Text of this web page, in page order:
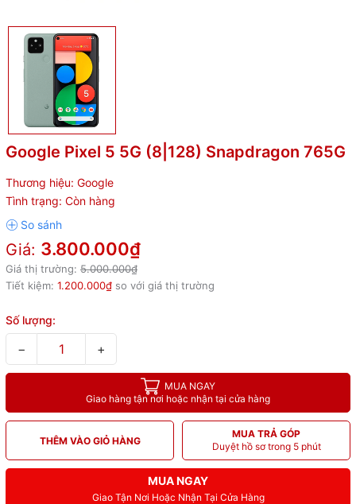
Google Pixel 5 5G (8|128) Snapdragon 765G
Thương hiệu: Google
Tình trạng: Còn hàng
Giá: 3.800.000₫
Giá thị trường: 5.000.000₫
Tiết kiệm: 1.200.000₫ so với giá thị trường
Số lượng:
− +
MUA NGAY
Giao hàng tận nơi hoặc nhận tại cửa hàng
THÊM VÀO GIỎ HÀNG
MUA TRẢ GÓP
Duyệt hồ sơ trong 5 phút
MUA NGAY
Giao Tận Nơi Hoặc Nhận Tại Cửa Hàng